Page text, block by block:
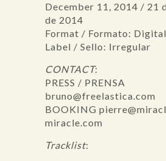
December 11, 2014 / 21
de 2014
Format / Formato: Digital
Label / Sello: Irregular
CONTACT:
PRESS / PRENSA
bruno@freelastica.com
BOOKING
miracle.com
Tracklist: